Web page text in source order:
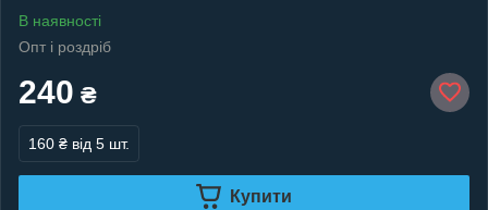
В наявності
Опт і роздріб
240 ₴
160 ₴ від 5 шт.
Купити